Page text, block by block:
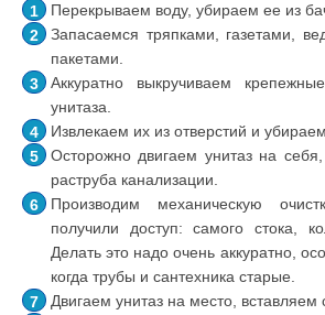
Перекрываем воду, убираем ее из
Запасаемся тряпками, газетами,
пакетами.
Аккуратно выкручиваем
унитаза.
Извлекаем их из отверстий и
Осторожно двигаем унитаз на себя,
раструба канализации.
Производим механическую
получили доступ: самого стока,
Делать это надо очень аккуратно,
когда трубы и сантехника старые.
Двигаем унитаз на место, вставляем